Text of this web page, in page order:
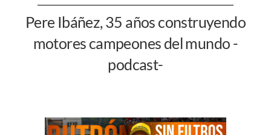
Pere Ibáñez, 35 años construyendo
motores campeones del mundo -
podcast-